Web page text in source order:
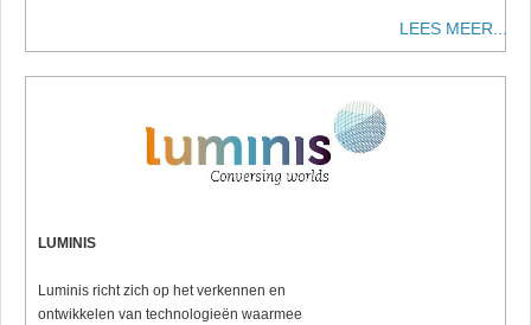
LEES MEER...
LUMINIS
Luminis richt zich op het verkennen en
ontwikkelen van technologieën waarmee